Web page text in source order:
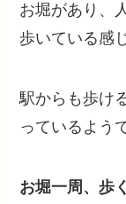
お堀があり、
歩いている感
駅からも歩け
っているよう
お堀一周、歩